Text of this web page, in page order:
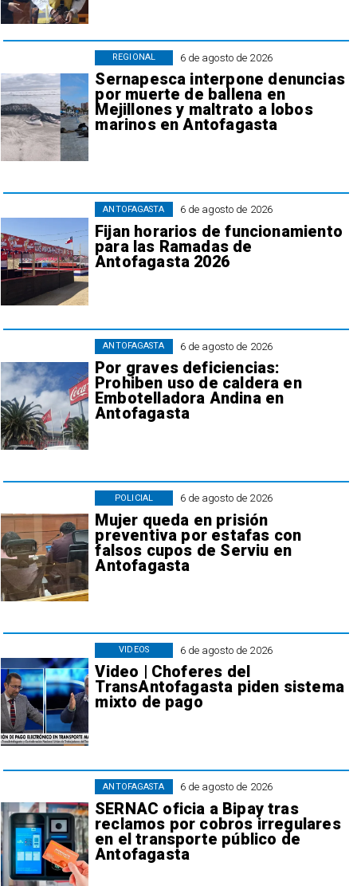
6 de agosto de 2026
Sernapesca interpone denuncias
por muerte de ballena en
Mejillones y maltrato a lobos
marinos en Antofagasta
REGIONAL
6 de agosto de 2026
Fijan horarios de funcionamiento
para las Ramadas de
Antofagasta 2026
ANTOFAGASTA
6 de agosto de 2026
Por graves deficiencias:
Prohiben uso de caldera en
Embotelladora Andina en
Antofagasta
ANTOFAGASTA
6 de agosto de 2026
Mujer queda en prisión
preventiva por estafas con
falsos cupos de Serviu en
Antofagasta
POLICIAL
6 de agosto de 2026
Video | Choferes del
TransAntofagasta piden sistema
mixto de pago
VIDEOS
6 de agosto de 2026
SERNAC oficia a Bipay tras
reclamos por cobros irregulares
en el transporte público de
Antofagasta
ANTOFAGASTA